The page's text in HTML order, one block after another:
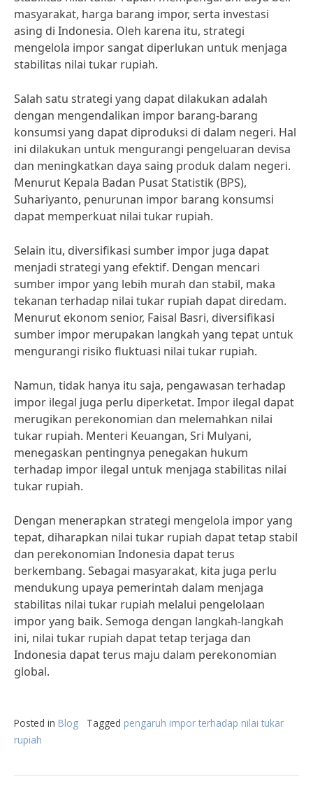
masyarakat, harga barang impor, serta investasi
asing di Indonesia. Oleh karena itu, strategi
mengelola impor sangat diperlukan untuk menjaga
stabilitas nilai tukar rupiah.
Salah satu strategi yang dapat dilakukan adalah
dengan mengendalikan impor barang-barang
konsumsi yang dapat diproduksi di dalam negeri. Hal
ini dilakukan untuk mengurangi pengeluaran devisa
dan meningkatkan daya saing produk dalam negeri.
Menurut Kepala Badan Pusat Statistik (BPS),
Suhariyanto, penurunan impor barang konsumsi
dapat memperkuat nilai tukar rupiah.
Selain itu, diversifikasi sumber impor juga dapat
menjadi strategi yang efektif. Dengan mencari
sumber impor yang lebih murah dan stabil, maka
tekanan terhadap nilai tukar rupiah dapat diredam.
Menurut ekonom senior, Faisal Basri, diversifikasi
sumber impor merupakan langkah yang tepat untuk
mengurangi risiko fluktuasi nilai tukar rupiah.
Namun, tidak hanya itu saja, pengawasan terhadap
impor ilegal juga perlu diperketat. Impor ilegal dapat
merugikan perekonomian dan melemahkan nilai
tukar rupiah. Menteri Keuangan, Sri Mulyani,
menegaskan pentingnya penegakan hukum
terhadap impor ilegal untuk menjaga stabilitas nilai
tukar rupiah.
Dengan menerapkan strategi mengelola impor yang
tepat, diharapkan nilai tukar rupiah dapat tetap stabil
dan perekonomian Indonesia dapat terus
berkembang. Sebagai masyarakat, kita juga perlu
mendukung upaya pemerintah dalam menjaga
stabilitas nilai tukar rupiah melalui pengelolaan
impor yang baik. Semoga dengan langkah-langkah
ini, nilai tukar rupiah dapat tetap terjaga dan
Indonesia dapat terus maju dalam perekonomian
global.
Posted in Blog Tagged pengaruh impor terhadap nilai tukar
rupiah